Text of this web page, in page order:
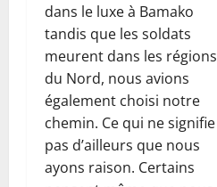
dans le luxe à Bamako
tandis que les soldats
meurent dans les régions
du Nord, nous avions
également choisi notre
chemin. Ce qui ne signifie
pas d’ailleurs que nous
ayons raison. Certains